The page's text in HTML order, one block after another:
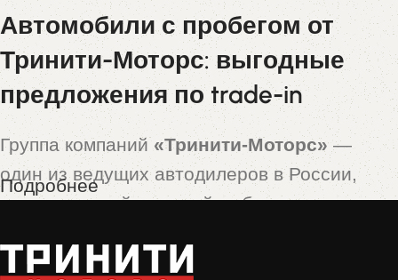
Автомобили с пробегом от
Тринити-Моторс: выгодные
предложения по trade-in
Группа компаний«Тринити-Моторс»—
один из ведущих автодилеров в России,
предлагающий широкий выбор новых и
популярностью пользуются машины,
Подробнее